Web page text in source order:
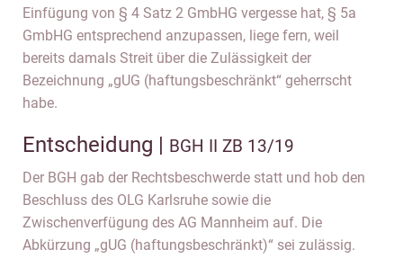
Einfügung von § 4 Satz 2 GmbHG vergesse hat, § 5a
GmbHG entsprechend anzupassen, liege fern, weil
bereits damals Streit über die Zulässigkeit der
Bezeichnung „gUG (haftungsbeschränkt“ geherrscht
habe.
Entscheidung | BGH II ZB 13/19
Der BGH gab der Rechtsbeschwerde statt und hob den
Beschluss des OLG Karlsruhe sowie die
Zwischenverfügung des AG Mannheim auf. Die
Abkürzung „gUG (haftungsbeschränkt)“ sei zulässig.